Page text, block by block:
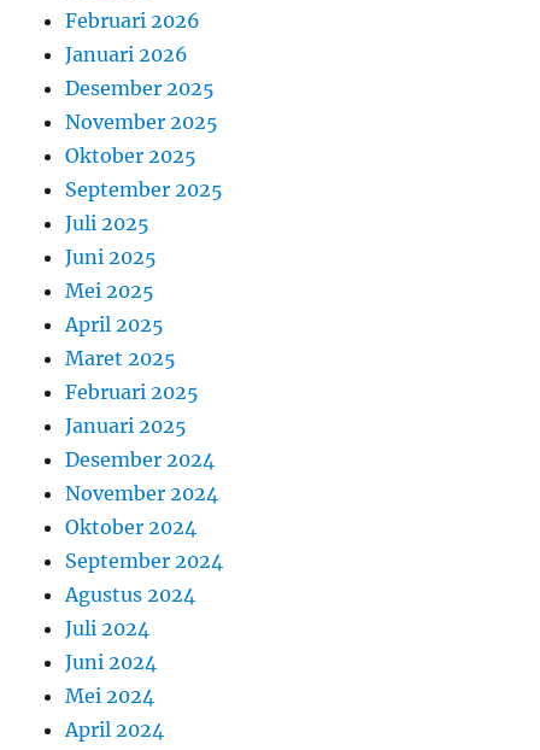
Februari 2026
Januari 2026
Desember 2025
November 2025
Oktober 2025
September 2025
Juli 2025
Juni 2025
Mei 2025
April 2025
Maret 2025
Februari 2025
Januari 2025
Desember 2024
November 2024
Oktober 2024
September 2024
Agustus 2024
Juli 2024
Juni 2024
Mei 2024
April 2024